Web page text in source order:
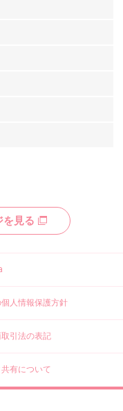
を見る
個人情報保護方針
引法の表記
有について